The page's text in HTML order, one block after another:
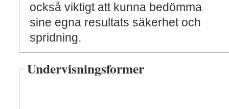
också viktigt att kunna bedömma
sine egna resultats säkerhet och
spridning.
Undervisningsformer